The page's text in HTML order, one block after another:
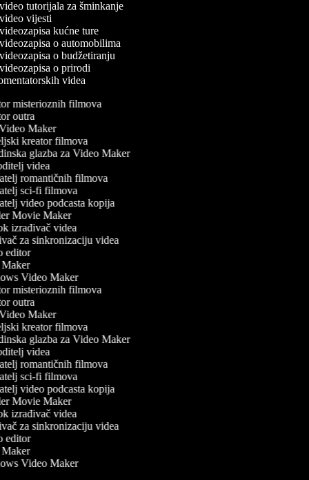
tutorijala za šminkanje
vijesti
kućne ture
o automobilima
o budžetiranju
o prirodi
videa
misterioznih filmova
outra
Maker
kreator filmova
glazba za Video Maker
videa
romantičnih filmova
sci-fi filmova
video podcasta kopija
Movie Maker
izrađivač videa
za sinkronizaciju videa
Video Maker
misterioznih filmova
outra
Maker
kreator filmova
glazba za Video Maker
videa
romantičnih filmova
sci-fi filmova
video podcasta kopija
Movie Maker
izrađivač videa
za sinkronizaciju videa
Video Maker